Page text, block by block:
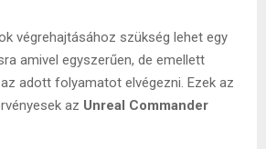
végrehajtásához szükség lehet egy
amivel egyszerűen, de emellett
adott folyamatot elvégezni. Ezek az
az Unreal Commander